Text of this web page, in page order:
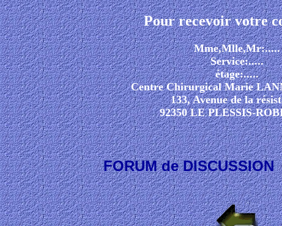
Pour recevoir votre
Mme,Mlle,Mr:.....
Service:.....
étage:.....
Centre Chirurgical Marie
133, Avenue de la
92350 LE PLESSIS-
FORUM de DISCUSSION